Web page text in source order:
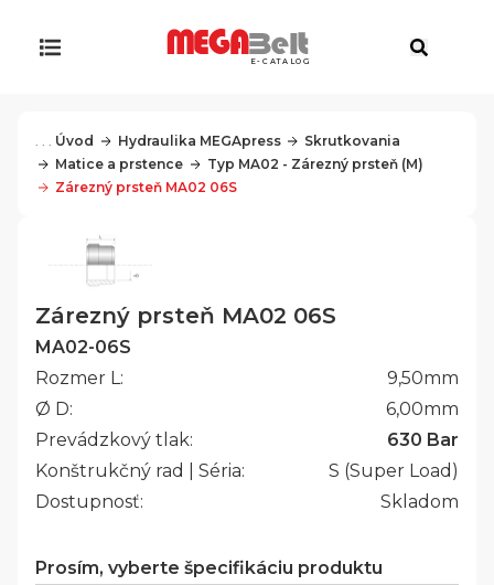
E-CATALOG
. . . Úvod Hydraulika MEGApress
Skrutkovania
Matice a prstence
Typ MA02 - Zárezný prsteň (M)
Zárezný prsteň MA02 06S
Zárezný prsteň MA02 06S
MA02-06S
Rozmer L:
9,50mm
Ø D:
6,00mm
Prevádzkový tlak:
630 Bar
Konštrukčný rad | Séria:
S (Super Load)
Dostupnosť:
Skladom
Prosím, vyberte špecifikáciu produktu